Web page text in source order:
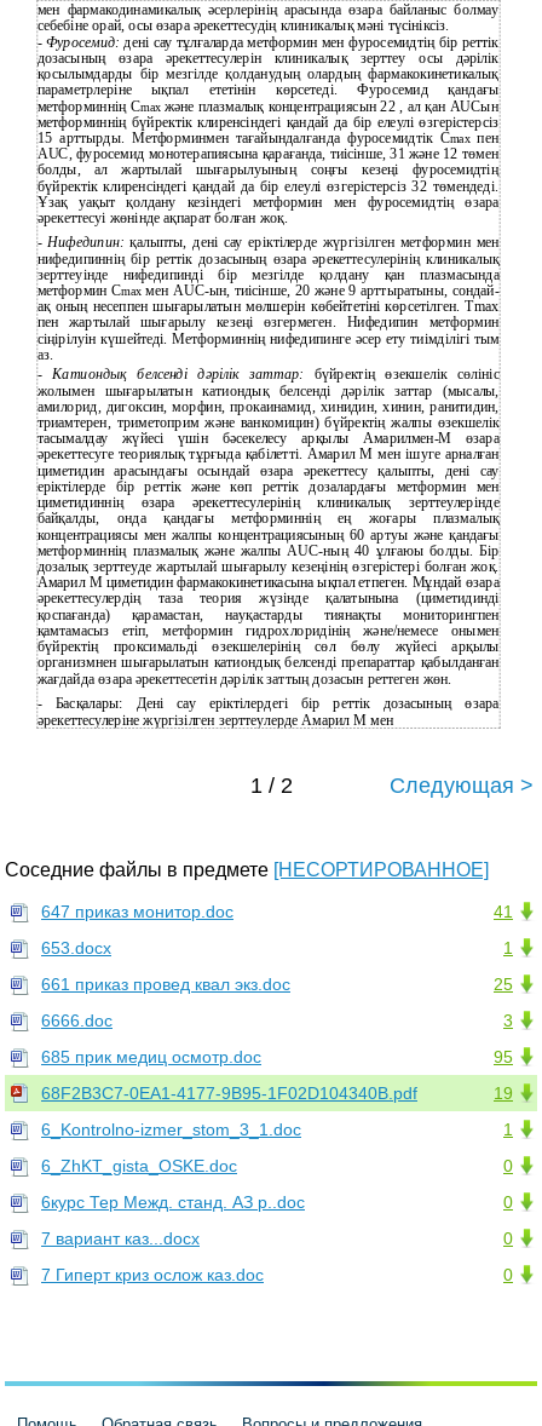
мен фармакодинамикалық әсерлерінің арасында өзара байланыс болмау
себебіне орай, осы өзара әрекеттесудің клиникалық мәні түсініксіз.
- Фуросемид: дені сау тұлғаларда метформин мен фуросемидтің бір реттік
дозасының өзара әрекеттесулерін клиникалық зерттеу осы дәрілік
қосылымдарды бір мезгілде қолданудың олардың фармакокинетикалық
параметрлеріне ықпал ететінін көрсетеді. Фуросемид қандағы
метформиннің Сmах және плазмалық концентрациясын 22 , ал қан АUСын
метформиннің бүйректік клиренсіндегі қандай да бір елеулі өзгерістерсіз
15 арттырды. Метформинмен тағайындалғанда фуросемидтік Cmaxпен
AUC, фуросемид монотерапиясына қарағанда, тиісінше, 31 және 12 төмен
болды, ал жартылай шығарылуының соңғы кезеңі фуросемидтің
бүйректік клиренсіндегі қандай да бір елеулі өзгерістерсіз 32 төмендеді.
Ұзақ уақыт қолдану кезіндегі метформин мен фуросемидтің өзара
әрекеттесуі жөнінде ақпарат болған жоқ.
-Нифедипин:қалыпты, дені сау еріктілерде жүргізілген метформин мен
нифедипиннің бір реттік дозасының өзара әрекеттесулерінің клиникалық
зерттеуінде нифедипинді бір мезгілде қолдану қан плазмасында
метформин Cmaxмен AUC-ын, тиісінше, 20 және 9 арттыратыны, сондай-
ақ оның несеппен шығарылатын мөлшерін көбейтетіні көрсетілген. Тmax
пен жартылай шығарылу кезеңі өзгермеген. Нифедипин метформин
сіңірілуін күшейтеді. Метформиннің нифедипинге әсер ету тиімділігі тым
аз.
-Катиондық белсенді дәрілік заттар: бүйректің өзекшелік сөлініс
жолымен шығарылатын катиондық белсенді дәрілік заттар (мысалы,
амилорид, дигоксин, морфин, прокаинамид, хинидин, хинин, ранитидин,
триамтерен, триметоприм және ванкомицин) бүйректің жалпы өзекшелік
тасымалдау жүйесі үшін бәсекелесу арқылыАмарилмен-М өзара
әрекеттесуге теориялық тұрғыда қабілетті. Амарил М мен ішуге арналған
циметидин арасындағы осындай өзара әрекеттесу қалыпты, дені сау
еріктілерде бір реттік және көп реттік дозалардағы метформин мен
циметидиннің өзара әрекеттесулерінің клиникалық зерттеулерінде
байқалды, онда қандағы метформиннің ең жоғары плазмалық
концентрациясы мен жалпы концентрациясының 60 артуы және қандағы
метформиннің плазмалық және жалпыАUС-ның40 ұлғаюы болды. Бір
дозалық зерттеуде жартылай шығарылу кезеңінің өзгерістері болған жоқ.
Амарил М циметидин фармакокинетикасына ықпал етпеген. Мұндай өзара
әрекеттесулердің таза теория жүзінде қалатынына (циметидинді
қоспағанда) қарамастан, науқастарды тиянақты мониторингпен
қамтамасыз етіп, метформин гидрохлоридінің және/немесе онымен
бүйректің проксимальді өзекшелерінің сөл бөлу жүйесі арқылы
организмнен шығарылатын катиондық белсенді препараттар қабылданған
жағдайда өзара әрекеттесетін дәрілік заттың дозасын реттеген жөн.
- Басқалары: Дені сау еріктілердегі бір реттік дозасының өзара
әрекеттесулеріне жүргізілген зерттеулерде Амарил М мен
1 / 2 Следующая >
Соседние файлы в предмете [НЕСОРТИРОВАННОЕ]
41
647 приказ монитор.doc
1
653.docx
25
661 приказ провед квал экз.doc
3
6666.doc
95
685 прик медиц осмотр.doc
19
68F2B3C7-0EA1-4177-9B95-1F02D104340B.pdf
1
6_Kontrolno-izmer_stom_3_1.doc
0
6_ZhKT_gista_OSKE.doc
0
6курс Тер Межд. станд. АЗ р..doc
0
7 вариант каз...docx
0
7 Гиперт криз ослож каз.doc